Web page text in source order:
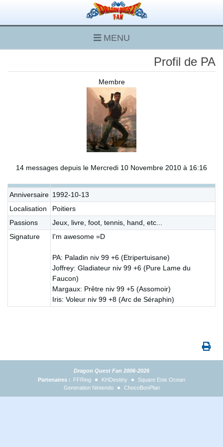
MENU
Profil de PA
Membre
14 messages depuis le Mercredi 10 Novembre 2010 à 16:16
Anniversaire 1992-10-13
Localisation
Poitiers
Passions
Jeux, livre, foot, tennis, hand, etc...
Signature
I'm awesome =D
PA: Paladin niv 99 +6 (Etripertuisane)
Joffrey: Gladiateur niv 99 +6 (Pure Lame du
Faucon)
Margaux: Prêtre niv 99 +5 (Assomoir)
Iris: Voleur niv 99 +8 (Arc de Séraphin)
Dragon Quest Fan 2006-2026
Partenaires : FFRing KHDestiny
Square Enix Ocean
Generation Nintendo
ChocoBonPlan